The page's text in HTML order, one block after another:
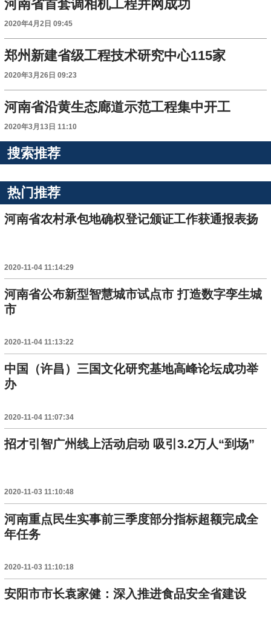
河南省首套调相机工程并网成功
2020年4月2日 09:45
郑州新建省级工程技术研究中心115家
2020年3月26日 09:23
河南省沿黄生态廊道示范工程集中开工
2020年3月13日 11:10
搜索推荐
热门推荐
河南省农村承包地确权登记颁证工作获通报表扬
2020-11-04 11:14:29
河南省公布新型智慧城市试点市 打造数字孪生城
市
2020-11-04 11:13:22
中国（许昌）三国文化研究基地高峰论坛成功举
办
2020-11-04 11:07:34
招才引智广州线上活动启动 吸引3.2万人“到场”
2020-11-03 11:10:48
河南重点民生实事前三季度部分指标超额完成全
年任务
2020-11-03 11:10:18
安阳市市长袁家健：深入推进食品安全省建设